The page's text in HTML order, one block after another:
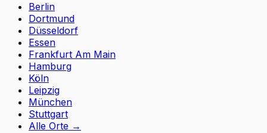
Berlin
Dortmund
Düsseldorf
Essen
Frankfurt Am Main
Hamburg
Köln
Leipzig
München
Stuttgart
Alle Orte →